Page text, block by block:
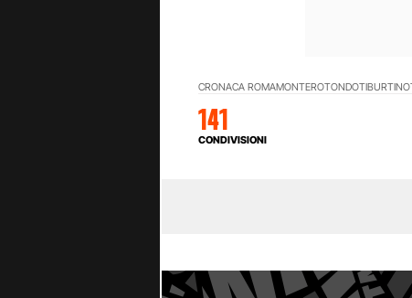
CRONACA ROMAMONTEROTONDOTIBURTINO
141
CONDIVISIONI